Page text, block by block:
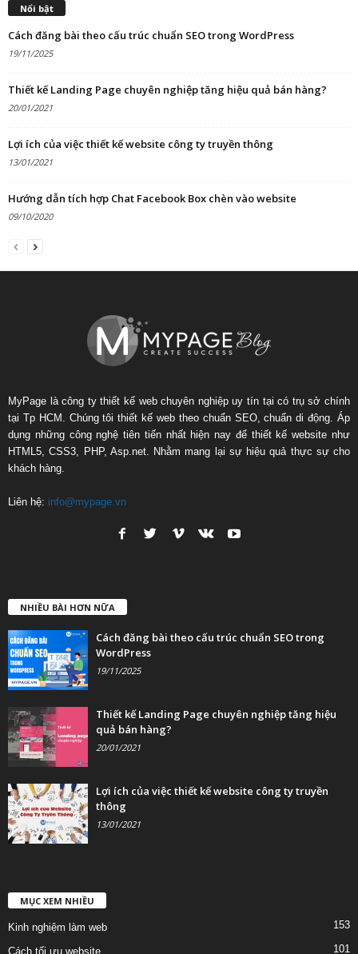
Nổi bật
Cách đăng bài theo cấu trúc chuẩn SEO trong WordPress
19/11/2025
Thiết kế Landing Page chuyên nghiệp tăng hiệu quả bán hàng?
20/01/2021
Lợi ích của việc thiết kế website công ty truyền thông
13/01/2021
Hướng dẫn tích hợp Chat Facebook Box chèn vào website
09/10/2020
MyPage là công ty thiết kế web chuyên nghiệp uy tín tại có trụ sở chính
tại Tp HCM. Chúng tôi thiết kế web theo chuẩn SEO, chuẩn di động. Áp
dụng những công nghệ tiên tiến nhất hiện nay để thiết kế website như
HTML5, CSS3, PHP, Asp.net. Nhằm mang lại sự hiệu quả thực sự cho
khách hàng.
Liên hệ: info@mypage.vn
NHIỀU BÀI HƠN NỮA
Cách đăng bài theo cấu trúc chuẩn SEO trong
WordPress
19/11/2025
Thiết kế Landing Page chuyên nghiệp tăng hiệu
quả bán hàng?
20/01/2021
Lợi ích của việc thiết kế website công ty truyền
thông
13/01/2021
MỤC XEM NHIỀU
Kinh nghiệm làm web 153
Cách tối ưu website 101